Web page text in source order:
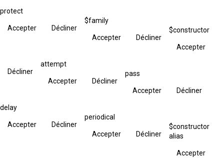
protect
Accepter Décliner
$family
Accepter Décliner
$constructor
Accepter
Décliner
attempt
Accepter Décliner
pass
Accepter Décliner
delay
Accepter Décliner
periodical
Accepter Décliner
$constructor
alias
Accepter